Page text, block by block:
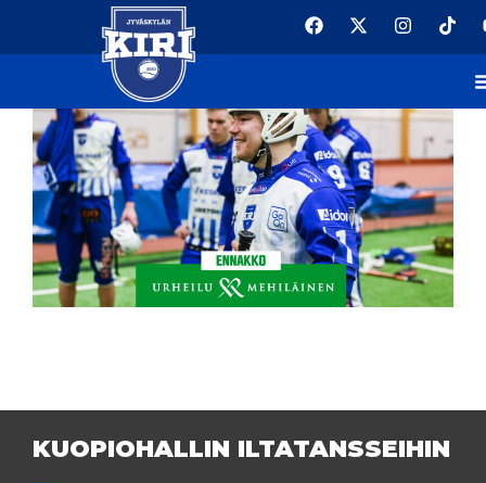
KUOPIOHALLIN ILTATANSSEIHIN